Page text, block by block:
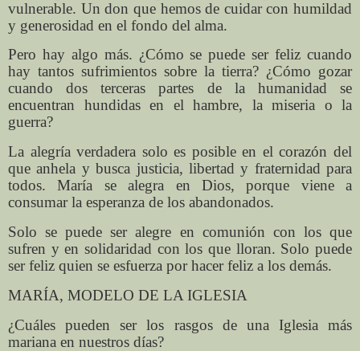
vulnerable. Un don que hemos de cuidar con humildad
y generosidad en el fondo del alma.
Pero hay algo más. ¿Cómo se puede ser feliz cuando
hay tantos sufrimientos sobre la tierra? ¿Cómo gozar
cuando dos terceras partes de la humanidad se
encuentran hundidas en el hambre, la miseria o la
guerra?
La alegría verdadera solo es posible en el corazón del
que anhela y busca justicia, libertad y fraternidad para
todos. María se alegra en Dios, porque viene a
consumar la esperanza de los abandonados.
Solo se puede ser alegre en comunión con los que
sufren y en solidaridad con los que lloran. Solo puede
ser feliz quien se esfuerza por hacer feliz a los demás.
MARÍA, MODELO DE LA IGLESIA
¿Cuáles pueden ser los rasgos de una Iglesia más
mariana en nuestros días?